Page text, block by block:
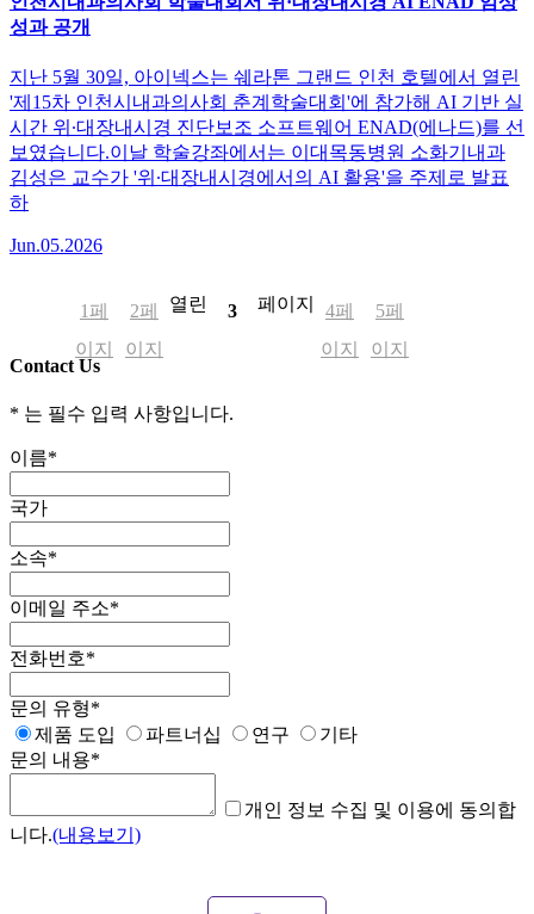
성과 공개
지난 5월 30일, 아이넥스는 쉐라톤 그랜드 인천 호텔에서 열린
'제15차 인천시내과의사회 춘계학술대회'에 참가해 AI 기반 실
시간 위∙대장내시경 진단보조 소프트웨어 ENAD(에나드)를 선
보였습니다.이날 학술강좌에서는 이대목동병원 소화기내과
김성은 교수가 '위∙대장내시경에서의 AI 활용'을 주제로 발표
하
Jun.05.2026
1페
이지
2페
이지
열린 3 페이지 4페
이지
5페
이지
Contact Us
* 는 필수 입력 사항입니다.
이름*
국가
소속*
이메일 주소*
전화번호*
문의 유형*
제품 도입
파트너십 연구
기타
문의 내용*
개인 정보 수집 및 이용에 동의합
니다.(내용보기)